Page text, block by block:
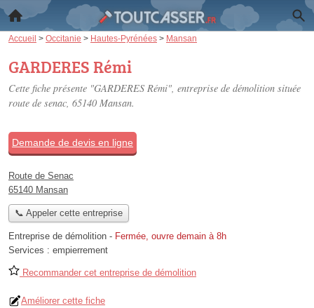
Accueil > Occitanie > Hautes-Pyrénées > Mansan
GARDERES Rémi
Cette fiche présente "GARDERES Rémi", entreprise de démolition située
route de senac, 65140 Mansan.
Demande de devis en ligne
Route de Senac
65140 Mansan
📞 Appeler cette entreprise
Entreprise de démolition - Fermée, ouvre demain à 8h
Services : empierrement
Recommander cet entreprise de démolition
Améliorer cette fiche